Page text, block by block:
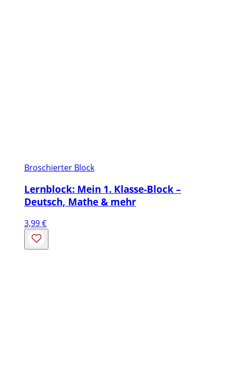
Broschierter Block
Lernblock: Mein 1. Klasse-Block –
Deutsch, Mathe & mehr
3,99€